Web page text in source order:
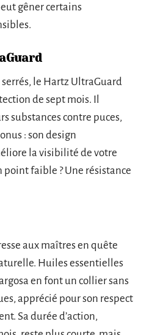
gêner certains
le Hartz UltraGuard
de sept mois. Il
substances contre puces,
: son design
la visibilité de votre
point faible ? Une résistance
aux maîtres en quête
Huiles essentielles
en font un collier sans
apprécié pour son respect
Sa durée d’action,